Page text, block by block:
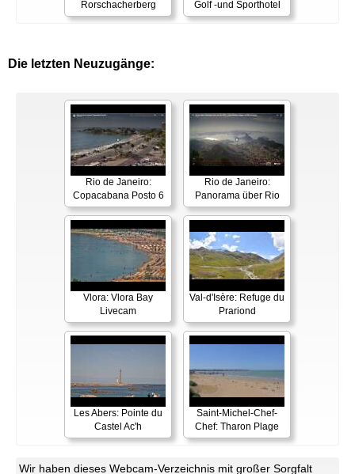
Rorschacherberg
Golf -und Sporthotel
Die letzten Neuzugänge:
Rio de Janeiro:
Copacabana Posto 6
Rio de Janeiro:
Panorama über Rio
Vlora: Vlora Bay
Livecam
Val-d'Isère: Refuge du
Prariond
Les Abers: Pointe du
Castel Ac'h
Saint-Michel-Chef-
Chef: Tharon Plage
Wir haben dieses Webcam-Verzeichnis mit großer Sorgfalt